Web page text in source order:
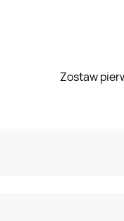
Zostaw